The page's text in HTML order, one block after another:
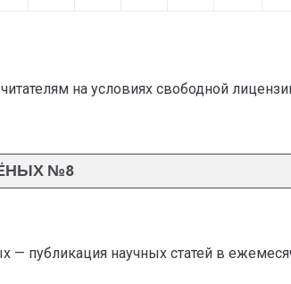
на условиях свободной
№8
публикация научных статей в